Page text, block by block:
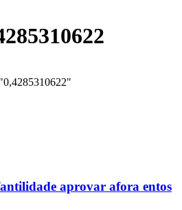
aprovar afora entos